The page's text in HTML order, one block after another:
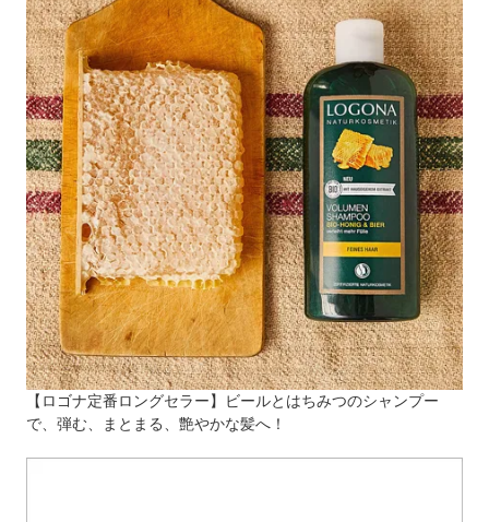
【ロゴナ定番ロングセラー】ビールとはちみつのシャンプー
で、弾む、まとまる、艶やかな髪へ！